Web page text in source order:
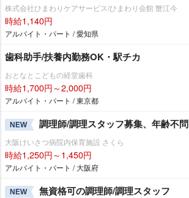
株式会社ひまわりケアサービス/ひまわり会館 蟹江今
時給1,140円
アルバイト・パート / 愛知県
歯科助手/扶養内勤務OK・駅チカ
おとなとこどもの経堂歯科
時給1,700円～2,000円
アルバイト・パート / 東京都
NEW 調理師/調理スタッフ募集、年齢不問
大阪けいさつ病院内保育施設 さくら
時給1,250円～1,450円
アルバイト・パート / 大阪府
NEW 無資格可の調理師/調理スタッフ